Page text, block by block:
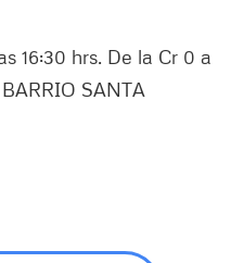
16:30 hrs. De la Cr 0 a
SANTA